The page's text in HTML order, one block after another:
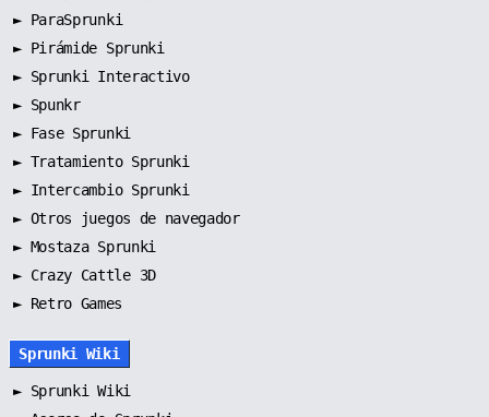
► ParaSprunki
► Pirámide Sprunki
► Sprunki Interactivo
► Spunkr
► Fase Sprunki
► Tratamiento Sprunki
► Intercambio Sprunki
► Otros juegos de navegador
► Mostaza Sprunki
► Crazy Cattle 3D
► Retro Games
Sprunki Wiki
► Sprunki Wiki